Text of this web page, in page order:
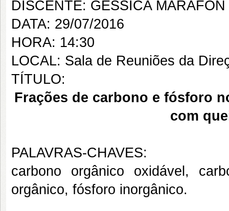
DISCENTE: GESSICA MARAFON
DATA: 29/07/2016
HORA: 14:30
LOCAL: Sala de Reuniões da
TÍTULO:
Frações de carbono e fósforo
com
PALAVRAS-CHAVES:
carbono orgânico oxidável,
orgânico, fósforo inorgânico.